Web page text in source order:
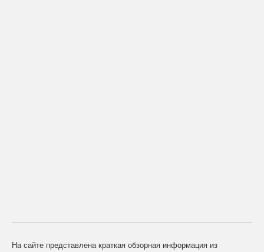
На сайте представлена краткая обзорная информация из